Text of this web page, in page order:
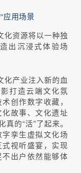
应用场景
化资源将以一种独
出沉浸式体验场
化产业注入新的血
打造云端文化氛
创作数字收藏，
故事、文化遗址
的“活”了起来。
孪生虚拟文化场
视听盛宴，实现
出户依然能够体